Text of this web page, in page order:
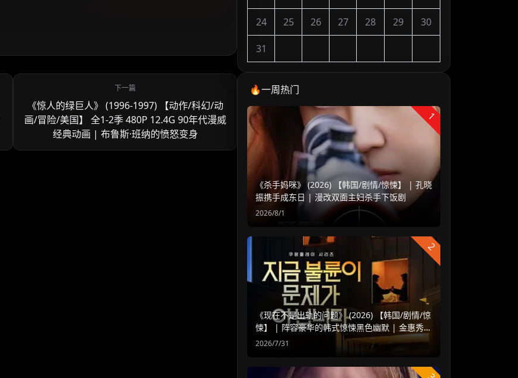
《惊人的绿巨人》 (1996-1997) 【动作/科幻/动
画/冒险/美国】 全1-2季 480P 12.4G 90年代漫威
经典动画 | 布鲁斯·班纳的愤怒变身
24 25 26 27 28 29 30
31
🔥一周热门
1
《杀手妈咪》 (2026) 【韩国/剧情/惊悚】 | 孔晓
振携手成东日 | 漫改双面主妇杀手下饭剧
2026/8/1
2
《现在不是出轨的问题》 (2026) 【韩国/剧情/惊
悚】 | 阵容豪华的韩式惊悚黑色幽默 | 金惠秀 x
赵汝贞强强联手
2026/7/31